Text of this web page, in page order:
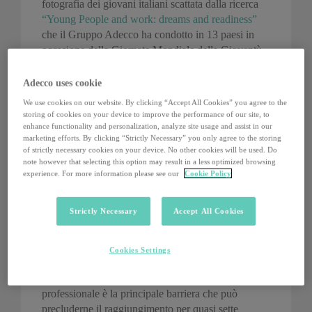
fotografia dei giovani italiani scattata dalla ricerca
“Young People and work: dreams and readiness”
che il Gruppo Adecco ha condotto in 13 paesi in
occasione della Giornata Mondiale della Gioventù.
A fronte di una media internazionale, continua la
dei giovani italiani intervistati ha identificato nella
conoscenza delle lingue straniere uno degli
strumenti per essere preparati ad affrontare al
meglio il futuro lavorativo. A seguire, l’esperienza
pratica (64,75 contro una media del 53,7%) e le
41,48% della media). I giovani italiani risultano ai
primi posti della classifica di coloro che hanno
Messico e davanti agli Stati Uniti): 8 giovani italiani
professionale è la principale barriera che può
precluderne il raggiungimento per quasi sette
Adecco uses cookie
We use cookies on our website. By clicking “Accept All Cookies” you agree to the
storing of cookies on your device to improve the performance of our site, to
enhance functionality and personalization, analyze site usage and assist in our
marketing efforts. By clicking “Strictly Necessary” you only agree to the storing
of strictly necessary cookies on your device. No other cookies will be used. Do
note however that selecting this option may result in a less optimized browsing
experience. For more information please see our
Cookie Policy
Strictly Necessary Accept All Cookies
Cookies Settings